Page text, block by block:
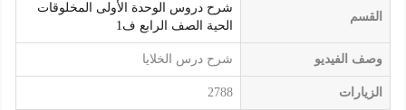
القسم
شرح دروس الوحدة الأولى المخلوقات
الحية الصف الرابع ف1
وصف الفيديو شرح درس الخلايا
الزيارات 2788